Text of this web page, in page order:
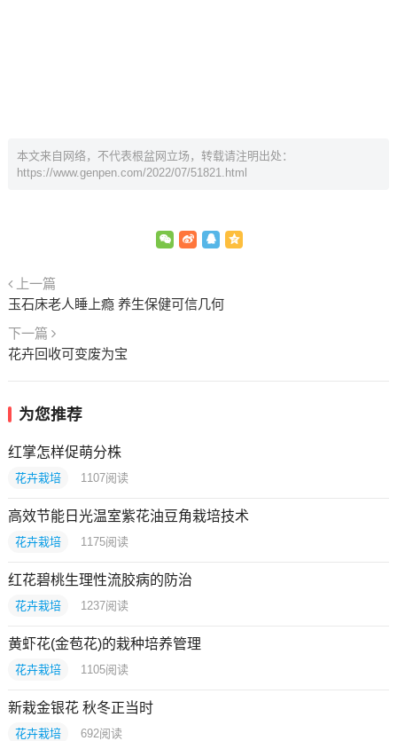
本文来自网络，不代表根盆网立场，转载请注明出处：
https://www.genpen.com/2022/07/51821.html
上一篇
玉石床老人睡上瘾 养生保健可信几何
下一篇
花卉回收可变废为宝
为您推荐
红掌怎样促萌分株
花卉栽培 1107阅读
高效节能日光温室紫花油豆角栽培技术
花卉栽培 1175阅读
红花碧桃生理性流胶病的防治
花卉栽培 1237阅读
黄虾花(金苞花)的栽种培养管理
花卉栽培 1105阅读
新栽金银花 秋冬正当时
花卉栽培 692阅读